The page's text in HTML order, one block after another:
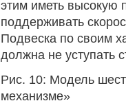
этим иметь высокую
поддерживать
Подвеска по своим
должна не уступать
Рис. 10: Модель
механизме»